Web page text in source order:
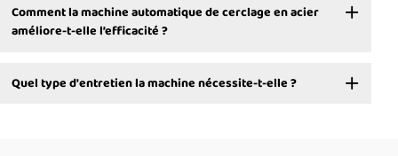
Comment la machine automatique de cerclage en acier
améliore-t-elle l’efficacité ?
Quel type d'entretien la machine nécessite-t-elle ?